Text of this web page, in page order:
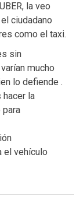
la veo
ciudadano
como el taxi.
sin
mucho
lo defiende .
hacer la
el vehículo